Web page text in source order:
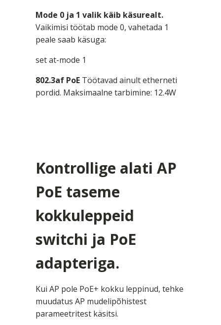
Mode 0 ja 1 valik käib käsurealt.
Vaikimisi töötab mode 0, vahetada 1
peale saab käsuga:
set at-mode 1
802.3af PoE Töötavad ainult etherneti
pordid. Maksimaalne tarbimine: 12.4W
Kontrollige alati AP
PoE taseme
kokkuleppeid
switchi ja PoE
adapteriga.
Kui AP pole PoE+ kokku leppinud, tehke
muudatus AP mudelipõhistest
parameetritest käsitsi.